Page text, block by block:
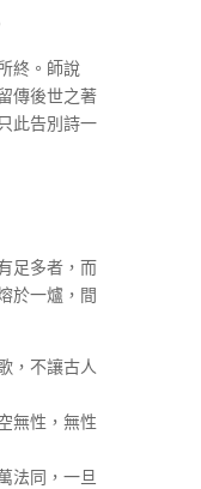
終。師說
傳後世之著
此告別詩一
足多者，而
於一爐，間
，不讓古人
無性，無性
同，一旦